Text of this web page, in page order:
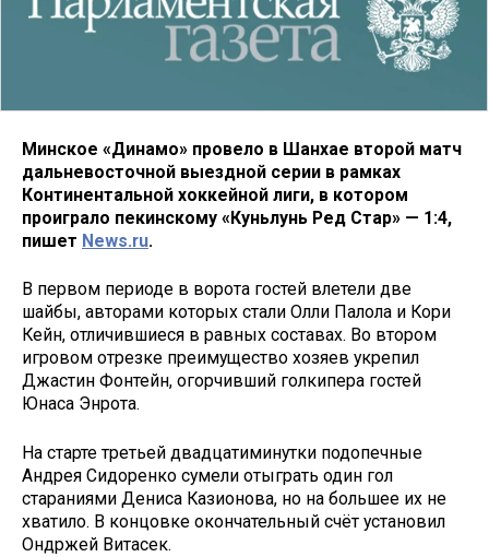
Минское «Динамо» провело в Шанхае второй матч
дальневосточной выездной серии в рамках
Континентальной хоккейной лиги, в котором
проиграло пекинскому «Куньлунь Ред Стар» — 1:4,
пишет News.ru.
В первом периоде в ворота гостей влетели две
шайбы, авторами которых стали Олли Палола и Кори
Кейн, отличившиеся в равных составах. Во втором
игровом отрезке преимущество хозяев укрепил
Джастин Фонтейн, огорчивший голкипера гостей
Юнаса Энрота.
На старте третьей двадцатиминутки подопечные
Андрея Сидоренко сумели отыграть один гол
стараниями Дениса Казионова, но на большее их не
хватило. В концовке окончательный счёт установил
Ондржей Витасек.